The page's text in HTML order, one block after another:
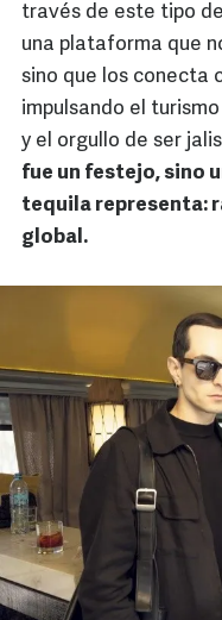
través de este tipo
una plataforma que
sino que los conecta
impulsando el
y el orgullo de ser
fue un festejo, sino
tequila representa:
global.